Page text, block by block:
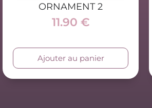
ORNAMENT 2
11.90 €
Ajouter au panier